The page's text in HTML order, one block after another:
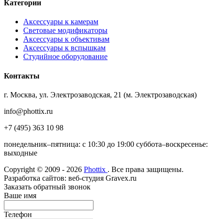
Категории
Аксессуары к камерам
Световые модификаторы
Аксессуары к объективам
Аксессуары к вспышкам
Студийное оборудование
Контакты
г. Москва, ул. Электрозаводская, 21 (м. Электрозаводская)
info@phottix.ru
+7 (495) 363 10 98
понедельник–пятница: с 10:30 до 19:00 суббота–воскресенье:
выходные
Copyright © 2009 - 2026 Phottix . Все права защищены.
Разработка сайтов: веб-студия Gravex.ru
Заказать обратный звонок
Ваше имя
Телефон